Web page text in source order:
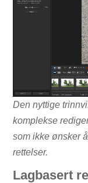
Den nyttige
komplekse
som ikke ønsker
rettelser.
Lagbasert